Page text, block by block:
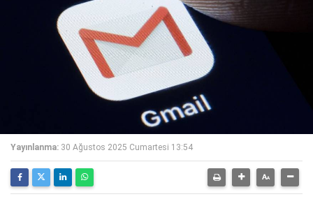
Yayınlanma: 30 Ağustos 2025 Cumartesi 13:54